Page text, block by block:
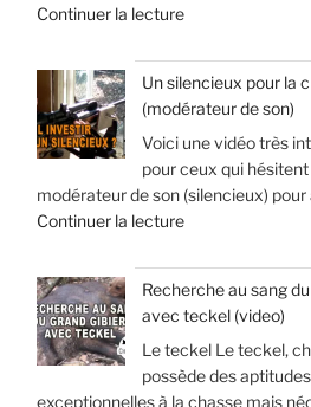
ça
arrive
! »
Continuer la lecturede
et
séjour
de
chasse »
Un silencieux pour la
(modérateur de son)
Voici une vidéo très
pour ceux qui
modérateur de son (silencieux) pour
Continuer la lecturede
silencieux
pour
la
chasse
(modérateur
de
Recherche au sang
avec teckel (video)
Le teckel Le teckel,
possède des
exceptionnelles à la chasse mais